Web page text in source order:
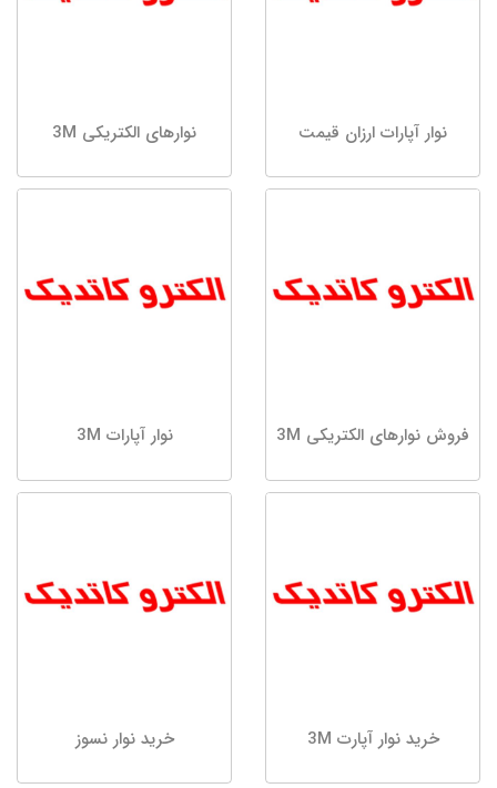
نوار آپارات ارزان قیمت نوارهای الکتریکی 3M
فروش نوارهای الکتریکی 3M نوار آپارات 3M
خرید نوار آپارت 3M خرید نوار نسوز